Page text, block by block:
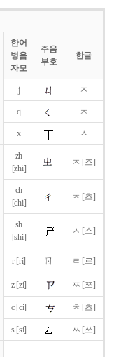
한어
병음
자모
주음
부호
한글
j ㅈ
q ㅊ
x ㅅ
zh
[zhi]
ㅈ [즈]
ch
[chi]
ㅊ [츠]
sh
[shi]
ㅅ [스]
r [ri] ㄖ ㄹ [르]
z [zi] ㅉ [쯔]
c [ci] ㅊ [츠]
s [si] ㅆ [쓰]